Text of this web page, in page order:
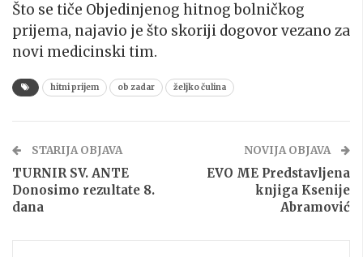
Što se tiče Objedinjenog hitnog bolničkog
prijema, najavio je što skoriji dogovor vezano za
novi medicinski tim.
hitni prijem ob zadar željko čulina
STARIJA OBJAVA
TURNIR SV. ANTE
Donosimo rezultate 8.
dana
NOVIJA OBJAVA
EVO ME Predstavljena
knjiga Ksenije
Abramović